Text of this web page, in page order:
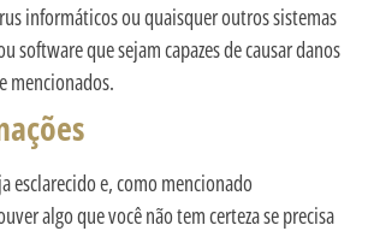
informáticos ou quaisquer outros sistemas
software que sejam capazes de causar danos
mencionados.
esclarecido e, como mencionado
algo que você não tem certeza se precisa